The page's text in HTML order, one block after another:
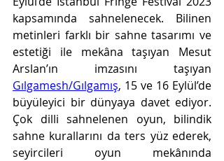
kapsamında sahnelenecek. Bilinen
metinleri farklı bir sahne tasarımı ve
estetiği ile mekâna taşıyan Mesut
Gılgamesh/Gılgamış, 15 ve 16 Eylül’de
büyüleyici bir dünyaya davet ediyor.
Çok dilli sahnelenen oyun, bilindik
sahne kurallarını da ters yüz ederek,
seyircileri oyun mekânında